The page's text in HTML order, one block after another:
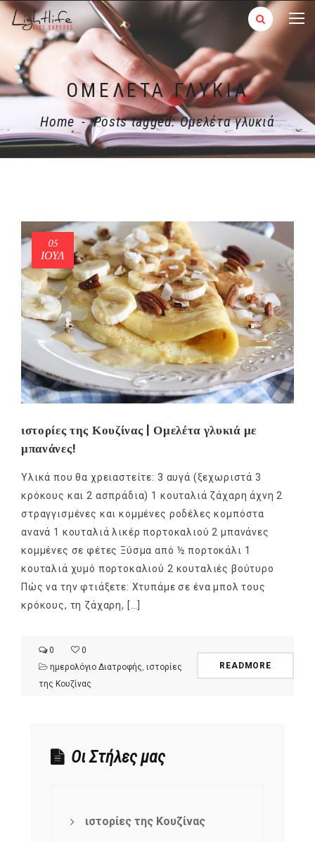
ΟΜΕΛΈΤΑ ΓΛΥΚΙΆ
Home - Posts tagged: Ομελέτα γλυκιά
05
ΙΟΎΛ
ιστορίες της Κουζίνας | Ομελέτα γλυκιά με
μπανάνες!
Υλικά που θα χρειαστείτε: 3 αυγά (ξεχωριστά 3
κρόκους και 2 ασπράδια) 1 κουταλιά ζάχαρη άχνη 2
στραγγισμένες και κομμένες ροδέλες κομπόστα
ανανά 1 κουταλιά λικέρ πορτοκαλιού 2 μπανάνες
κομμένες σε φέτες Ξύσμα από ½ πορτοκάλι 1
κουταλιά χυμό πορτοκαλιού 2 κουταλιές βούτυρο
Πώς να την φτιάξετε: Χτυπάμε σε ένα μπολ τους
κρόκους, τη ζάχαρη, […]
0
0
ημερολόγιο Διατροφής ιστορίες
της Κουζίνας
READMORE
Οι Στήλες μας
ιστορίες της Κουζίνας